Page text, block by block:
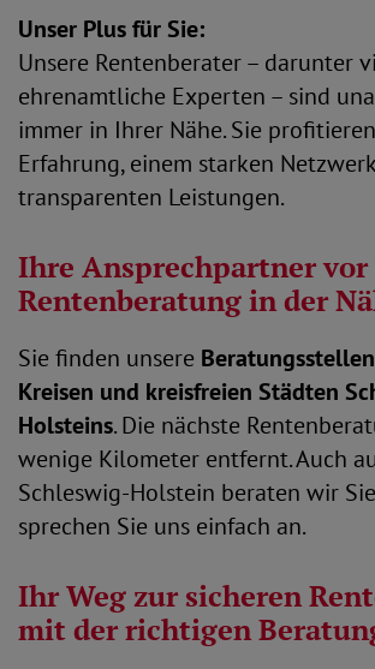
Unser Plus für Sie:
Unsere Rentenberater – darunter
ehrenamtliche Experten – sind
immer in Ihrer Nähe. Sie
Erfahrung, einem starken
transparenten Leistungen.
Ihre Ansprechpartner vor
Rentenberatung in der
Sie finden unsere
Kreisen und kreisfreien Städten
Holsteins. Die nächste
wenige Kilometer entfernt. Auch
Schleswig-Holstein beraten wir
sprechen Sie uns einfach an.
Ihr Weg zur sicheren
mit der richtigen